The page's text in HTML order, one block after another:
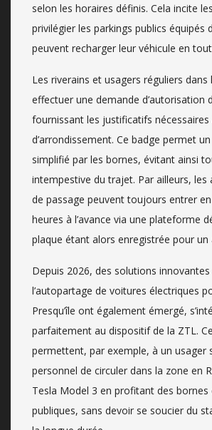
selon les horaires définis. Cela incite
privilégier les parkings publics équipés
peuvent recharger leur véhicule en
Les riverains et usagers réguliers
effectuer une demande d’autorisation
fournissant les justificatifs nécessaires
d’arrondissement. Ce badge permet
simplifié par les bornes, évitant ainsi
intempestive du trajet. Par ailleurs, les
de passage peuvent toujours entrer
heures à l’avance via une plateforme
plaque étant alors enregistrée pour un
Depuis 2026, des solutions
l’autopartage de voitures électriques
Presqu’île ont également émergé,
parfaitement au dispositif de la ZTL.
permettent, par exemple, à un usager
personnel de circuler dans la zone en
Tesla Model 3 en profitant des bornes
publiques, sans devoir se soucier du